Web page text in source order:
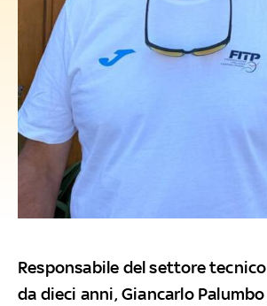
Responsabile del settore
da dieci anni, Giancarlo